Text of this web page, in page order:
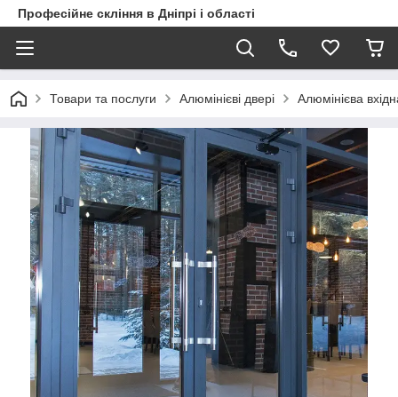
Професійне скління в Дніпрі і області
Товари та послуги Алюмінієві двері Алюмінієва